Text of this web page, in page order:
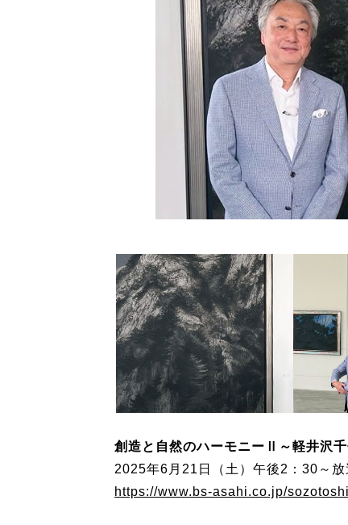
創造と自然のハーモニーⅡ～軽井沢
2025年6月21日（土）午後2：30～放
https://www.bs-asahi.co.jp/